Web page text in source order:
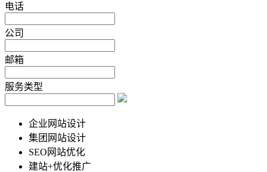
电话
公司
邮箱
服务类型
企业网站设计
集团网站设计
SEO网站优化
建站+优化推广